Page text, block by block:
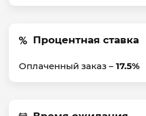
Процентная ставка
Оплаченный заказ – 17.5%